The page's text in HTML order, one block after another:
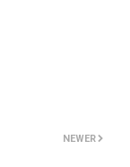
NEWER